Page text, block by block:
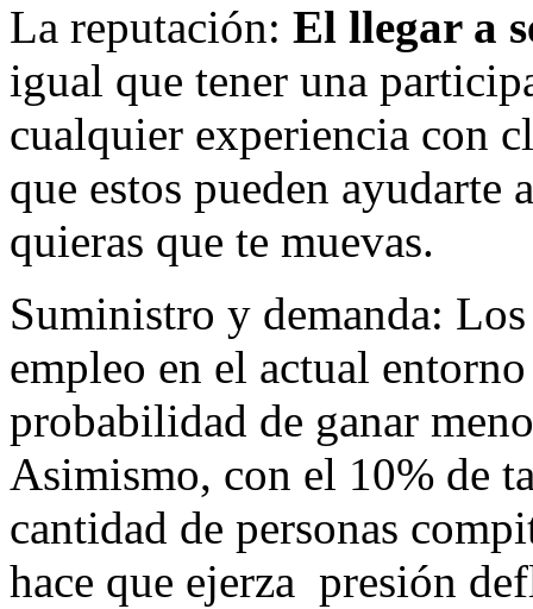
La reputación: El llegar a
igual que tener una
cualquier experiencia con
que estos pueden ayudarte
quieras que te muevas.
Suministro y demanda:
empleo en el actual
probabilidad de ganar
Asimismo, con el 10% de
cantidad de personas
hace que ejerza presión